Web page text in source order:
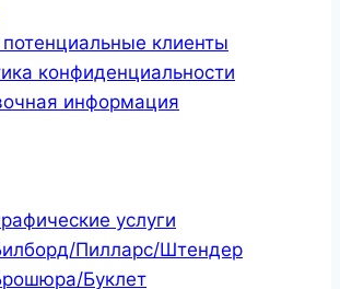
клиенты
конфиденциальности
информация
услуги
Пилларс/Штендер
Буклет